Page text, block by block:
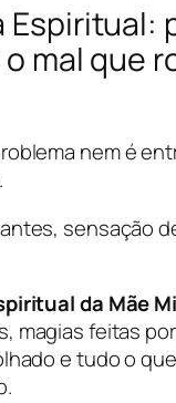
Espiritual:
mal que
nem é
sensação
da Mãe
magias feitas
e tudo o